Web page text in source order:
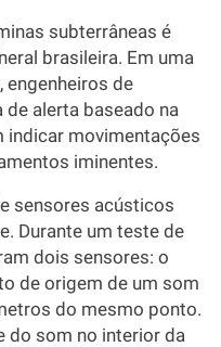
subterrâneas é
brasileira. Em uma
engenheiros de
alerta baseado na
indicar movimentações
iminentes.
sensores acústicos
Durante um teste de
dois sensores: o
de origem de um som
do mesmo ponto.
do som no interior da